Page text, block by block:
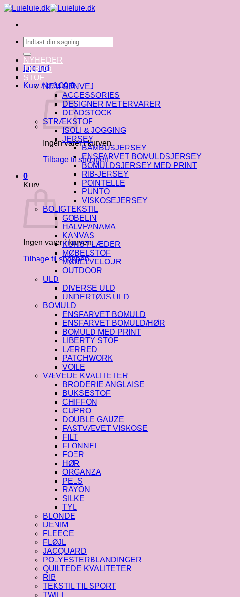
Fortsæt
indhold
Søg
efter:
Log ind
Kurv /kr.0.00 0
Ingen varer i kurven.
Tilbage til shoppen
0
Kurv
Ingen varer i kurven.
Tilbage til shoppen
NYHEDER
TILBUD
STOF
NEM GENVEJ
ACCESSORIES
DESIGNER METERVARER
DEADSTOCK
STRÆKSTOF
ISOLI & JOGGING
JERSEY
BAMBUSJERSEY
ENSFARVET BOMULDSJERSEY
BOMULDSJERSEY MED PRINT
RIB-JERSEY
POINTELLE
PUNTO
VISKOSEJERSEY
BOLIGTEKSTIL
GOBELIN
HALVPANAMA
KANVAS
KUNST LÆDER
MØBELSTOF
MØBELVELOUR
OUTDOOR
ULD
DIVERSE ULD
UNDERTØJS ULD
BOMULD
ENSFARVET BOMULD
ENSFARVET BOMULD/HØR
BOMULD MED PRINT
LIBERTY STOF
LÆRRED
PATCHWORK
VOILE
VÆVEDE KVALITETER
BRODERIE ANGLAISE
BUKSESTOF
CHIFFON
CUPRO
DOUBLE GAUZE
FASTVÆVET VISKOSE
FILT
FLONNEL
FOER
HØR
ORGANZA
PELS
RAYON
SILKE
TYL
BLONDE
DENIM
FLEECE
FLØJL
JACQUARD
POLYESTERBLANDINGER
QUILTEDE KVALITETER
RIB
TEKSTIL TIL SPORT
TWILL